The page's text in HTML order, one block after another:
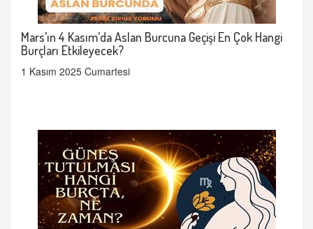
Mars’ın 4 Kasım’da Aslan Burcuna Geçişi En Çok Hangi
Burçları Etkileyecek?
1 Kasım 2025 Cumartesi